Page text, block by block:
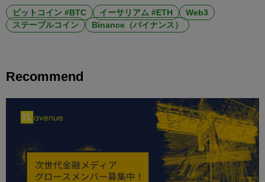
ビットコイン #BTC イーサリアム #ETH
Web3
ステーブルコイン
Binance（バイナンス）
Recommend